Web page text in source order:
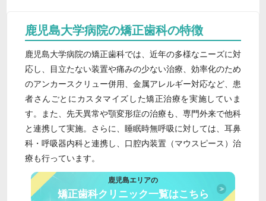
鹿児島大学病院の矯正歯科の特徴
鹿児島大学病院の矯正歯科では、近年の多様なニーズに対
応し、目立たない装置や痛みの少ない治療、効率化のため
のアンカースクリュー併用、金属アレルギー対応など、患
者さんごとにカスタマイズした矯正治療を実施していま
す。また、先天異常や顎変形症の治療も、専門外来で他科
と連携して実施。さらに、睡眠時無呼吸に対しては、耳鼻
科・呼吸器内科と連携し、口腔内装置（マウスピース）治
療も行っています。
鹿児島エリアの
矯正歯科クリニック一覧はこちら